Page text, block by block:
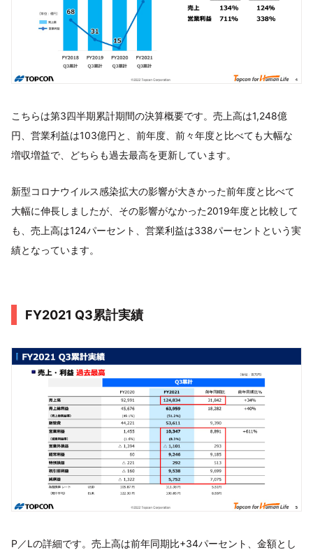
こちらは第3四半期累計期間の決算概要です。売上高は1,248億
円、営業利益は103億円と、前年度、前々年度と比べても大幅な
増収増益で、どちらも過去最高を更新しています。
新型コロナウイルス感染拡大の影響が大きかった前年度と比べて
大幅に伸長しましたが、その影響がなかった2019年度と比較して
も、売上高は124パーセント、営業利益は338パーセントという実
績となっています。
FY2021 Q3累計実績
P／Lの詳細です。売上高は前年同期比+34パーセント、金額とし